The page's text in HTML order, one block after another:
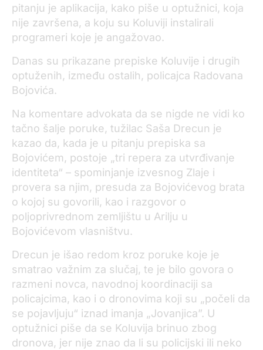
pitanju je aplikacija, kako piše u optužnici, koja
nije završena, a koju su Koluviji instalirali
programeri koje je angažovao.
Danas su prikazane prepiske Koluvije i drugih
optuženih, između ostalih, policajca Radovana
Bojovića.
Na komentare advokata da se nigde ne vidi ko
tačno šalje poruke, tužilac Saša Drecun je
kazao da, kada je u pitanju prepiska sa
Bojovićem, postoje „tri repera za utvrđivanje
identiteta“ – spominjanje izvesnog Zlaje i
provera sa njim, presuda za Bojovićevog brata
o kojoj su govorili, kao i razgovor o
poljoprivrednom zemljištu u Arilju u
Bojovićevom vlasništvu.
Drecun je išao redom kroz poruke koje je
smatrao važnim za slučaj, te je bilo govora o
razmeni novca, navodnoj koordinaciji sa
policajcima, kao i o dronovima koji su „počeli da
se pojavljuju“ iznad imanja „Jovanjica”. U
optužnici piše da se Koluvija brinuo zbog
dronova, jer nije znao da li su policijski ili neko